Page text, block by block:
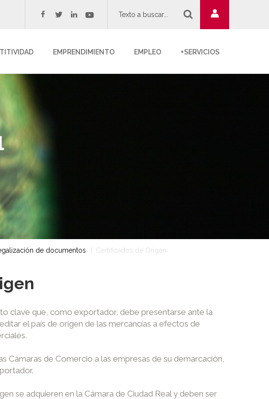
facebook
twitterlinkedinyoutube
EMPRENDIMIENTO EMPLEO +SERVICIOS
de documentos Certificados de Origen
clave que, como exportador, debe presentarse ante la
el país de origen de las mercancías a efectos de
Cámaras de Comercio a las empresas de su demarcación,
se adquieren en la Cámara de Ciudad Real y deben ser